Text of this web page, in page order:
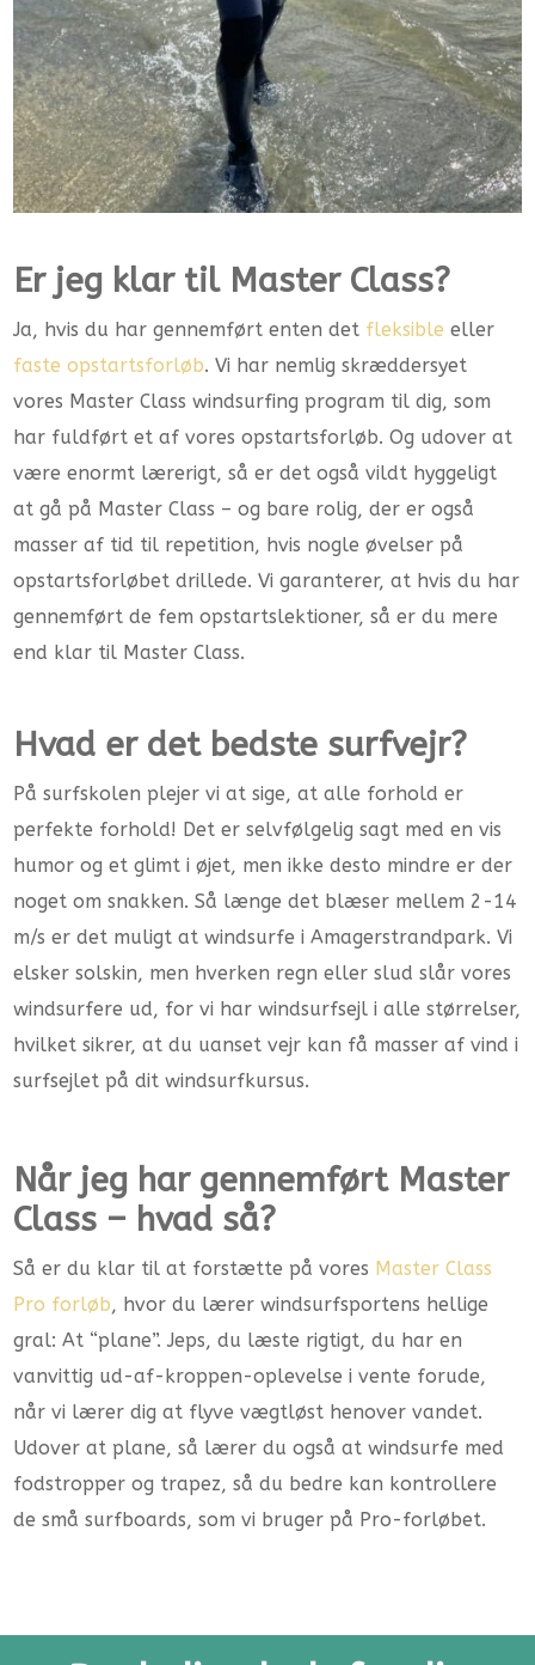
Er jeg klar til Master Class?
Ja, hvis du har gennemført enten det fleksible eller
faste opstartsforløb. Vi har nemlig skræddersyet
vores Master Class windsurfing program til dig, som
har fuldført et af vores opstartsforløb. Og udover at
være enormt lærerigt, så er det også vildt hyggeligt
at gå på Master Class – og bare rolig, der er også
masser af tid til repetition, hvis nogle øvelser på
opstartsforløbet drillede. Vi garanterer, at hvis du har
gennemført de fem opstartslektioner, så er du mere
end klar til Master Class.
Hvad er det bedste surfvejr?
På surfskolen plejer vi at sige, at alle forhold er
perfekte forhold! Det er selvfølgelig sagt med en vis
humor og et glimt i øjet, men ikke desto mindre er der
noget om snakken. Så længe det blæser mellem 2-14
m/s er det muligt at windsurfe i Amagerstrandpark. Vi
elsker solskin, men hverken regn eller slud slår vores
windsurfere ud, for vi har windsurfsejl i alle størrelser,
hvilket sikrer, at du uanset vejr kan få masser af vind i
surfsejlet på dit windsurfkursus.
Når jeg har gennemført Master
Class – hvad så?
Så er du klar til at forstætte på vores Master Class
Pro forløb, hvor du lærer windsurfsportens hellige
gral: At “plane”. Jeps, du læste rigtigt, du har en
vanvittig ud-af-kroppen-oplevelse i vente forude,
når vi lærer dig at flyve vægtløst henover vandet.
Udover at plane, så lærer du også at windsurfe med
fodstropper og trapez, så du bedre kan kontrollere
de små surfboards, som vi bruger på Pro-forløbet.